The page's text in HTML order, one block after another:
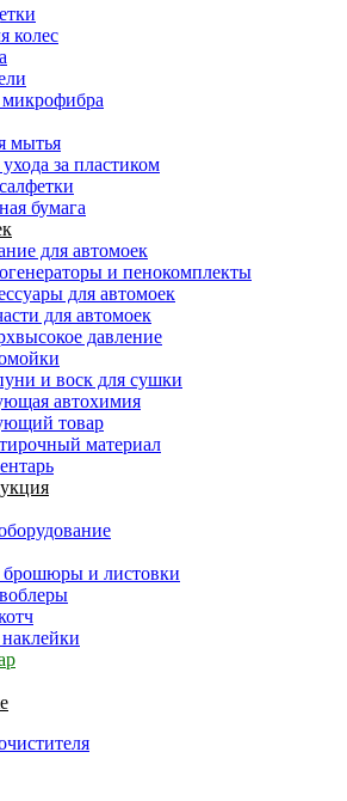
колес
мытья
за пластиком
бумага
для автомоек
и пенокомплекты
для автомоек
для автомоек
давление
и воск для сушки
автохимия
товар
материал
брошюры и листовки